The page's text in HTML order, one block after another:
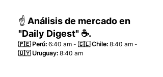
☝️ Análisis de mercado en
"Daily Digest" ☕.
🇵🇪 Perú: 6:40 am - 🇨🇱 Chile: 8:40 am -
🇺🇾 Uruguay: 8:40 am